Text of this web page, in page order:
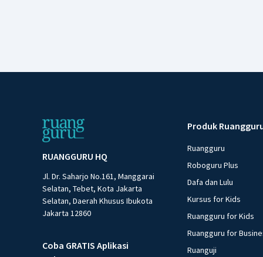
RUANGGURU HQ
Jl. Dr. Saharjo No.161, Manggarai
Selatan, Tebet, Kota Jakarta
Selatan, Daerah Khusus Ibukota
Jakarta 12860
Coba GRATIS Aplikasi
Produk
Ruangguru
Roboguru Plus
Dafa dan Lulu
Kursus for Kids
Ruangguru for Kids
Ruangguru for
Ruanguji